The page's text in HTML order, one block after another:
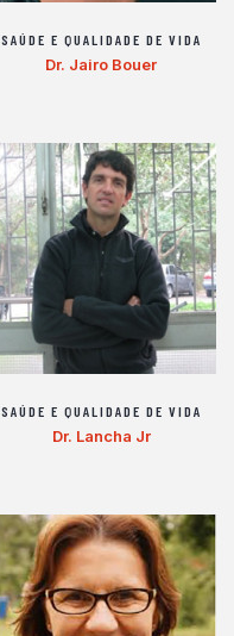
SAÚDE E QUALIDADE DE VIDA
Dr. Jairo Bouer
SAÚDE E QUALIDADE DE VIDA
Dr. Lancha Jr